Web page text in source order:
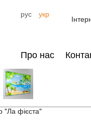
рус укр
Про нас